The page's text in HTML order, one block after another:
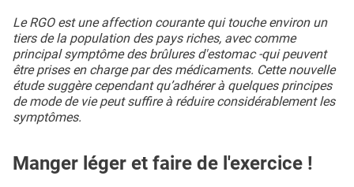
Le RGO est une affection courante qui touche environ un
tiers de la population des pays riches, avec comme
principal symptôme des brûlures d'estomac -qui peuvent
être prises en charge par des médicaments. Cette nouvelle
étude suggère cependant qu’adhérer à quelques principes
de mode de vie peut suffire à réduire considérablement les
symptômes.
Manger léger et faire de l'exercice !